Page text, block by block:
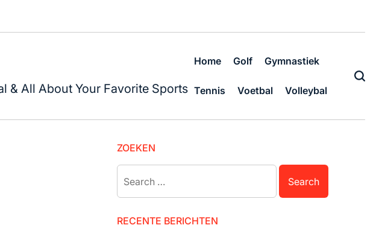
& All About Your Favorite Sports
Home Golf Gymnastiek
Tennis Voetbal Volleybal
ZOEKEN
for:
RECENTE BERICHTEN